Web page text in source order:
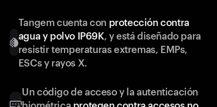
Tangem cuenta con protección contra
agua y polvo IP69K, y está diseñado para
resistir temperaturas extremas, EMPs,
ESCs y rayos X.
Un código de acceso y la autenticación